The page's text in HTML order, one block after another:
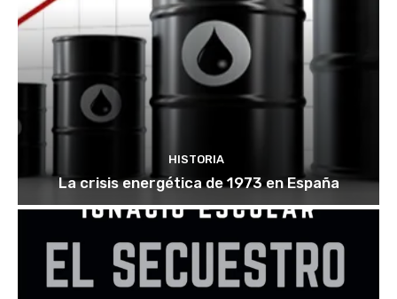
HISTORIA
La crisis energética de 1973 en España